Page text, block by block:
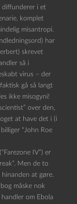
diffunderer i et
komplet
misantropi.
har
skrevet
så i
virus – der
gå så langt
ikke misogyni!
over den,
at have det i (i
“John Roe
IV”) er
Men de to
hinanden at gøre.
måske nok
handler om Ebola